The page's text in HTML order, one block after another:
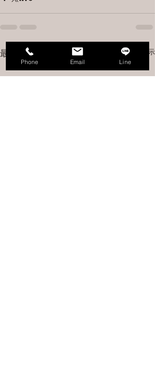
最新記事 すべて表示
Phone Email Line